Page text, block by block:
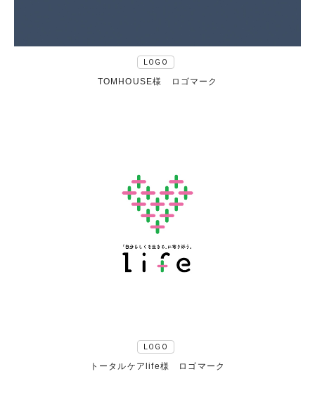
LOGO
TOMHOUSE様 ロゴマーク
LOGO
トータルケアlife様 ロゴマーク